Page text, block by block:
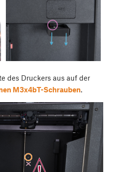
des Druckers aus auf der
M3x4bT-Schrauben.